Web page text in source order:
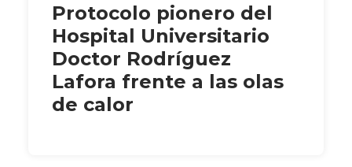
Protocolo pionero del
Hospital Universitario
Doctor Rodríguez
Lafora frente a las olas
de calor